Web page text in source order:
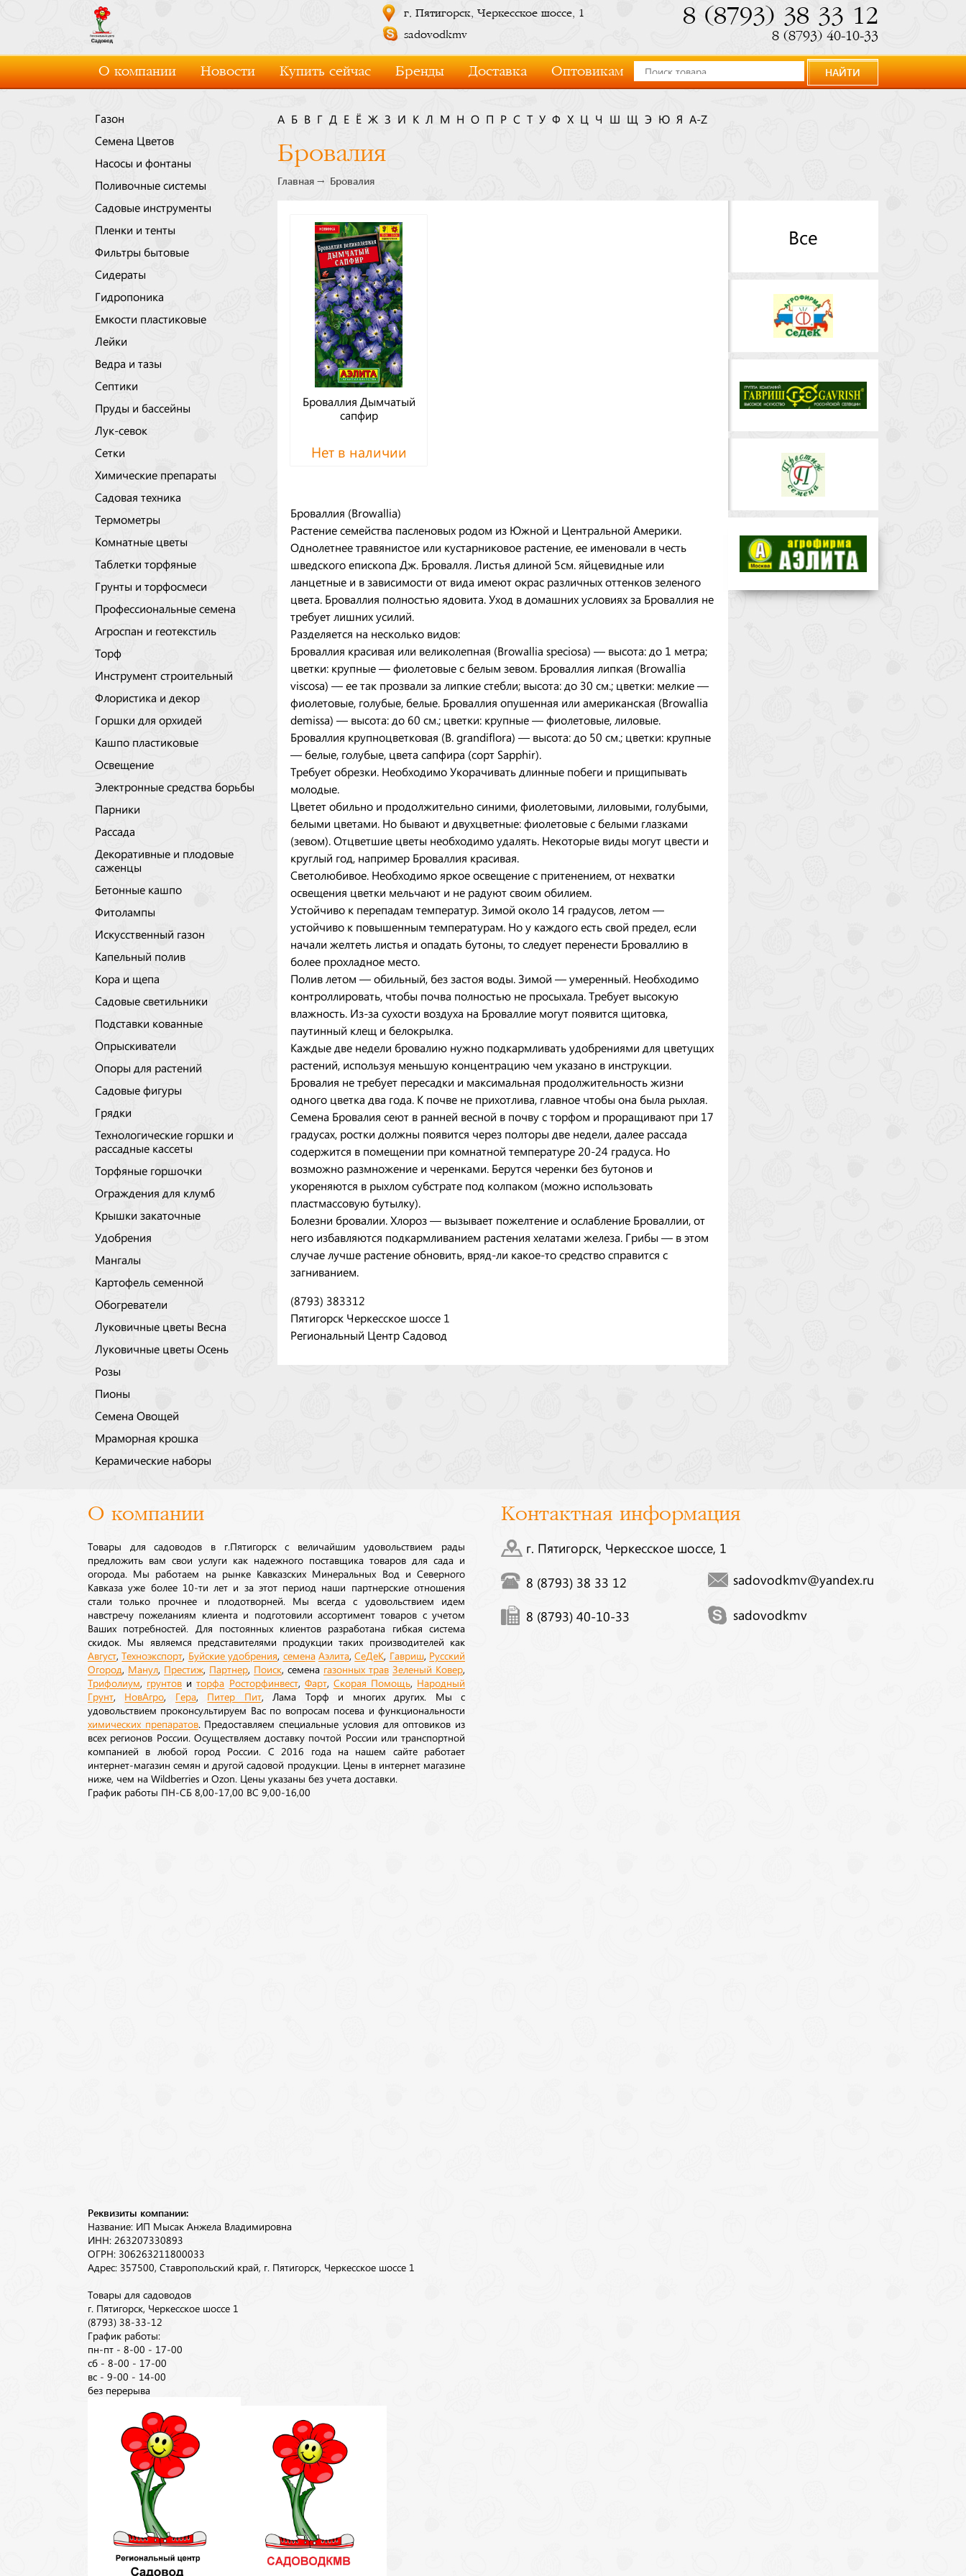
г. Пятигорск, Черкесское шоссе, 1
sadovodkmv
8 (8793) 38 33 12
8 (8793) 40-10-33
О компании Новости Купить сейчас Бренды Доставка Оптовикам НАЙТИ
Газон
Семена Цветов
Насосы и фонтаны
Поливочные системы
Садовые инструменты
Пленки и тенты
Фильтры бытовые
Сидераты
Гидропоника
Емкости пластиковые
Лейки
Ведра и тазы
Септики
Пруды и бассейны
Лук-севок
Сетки
Химические препараты
Садовая техника
Термометры
Комнатные цветы
Таблетки торфяные
Грунты и торфосмеси
Профессиональные семена
Агроспан и геотекстиль
Торф
Инструмент строительный
Флористика и декор
Горшки для орхидей
Кашпо пластиковые
Освещение
Электронные средства борьбы
Парники
Рассада
Декоративные и плодовые
саженцы
Бетонные кашпо
Фитолампы
Искусственный газон
Капельный полив
Кора и щепа
Садовые светильники
Подставки кованные
Опрыскиватели
Опоры для растений
Садовые фигуры
Грядки
Технологические горшки и
рассадные кассеты
Торфяные горшочки
Ограждения для клумб
Крышки закаточные
Удобрения
Мангалы
Картофель семенной
Обогреватели
Луковичные цветы Весна
Луковичные цветы Осень
Розы
Пионы
Семена Овощей
Мраморная крошка
Керамические наборы
А Б В Г Д Е Ё Ж З И К Л М Н О П Р С Т У Ф Х Ч Э Ю Я A-Z
Бровалия
Главная Бровалия
Броваллия Дымчатый
сапфир
Нет в наличии
Броваллия (Browallia)
Растение семейства пасленовых родом из Южной и Центральной Америки.
Однолетнее травянистое или кустарниковое растение, ее именовали в честь
шведского епископа Дж. Бровалля. Листья длиной 5см. яйцевидные или
ланцетные и в зависимости от вида имеют окрас различных оттенков зеленого
цвета. Броваллия полностью ядовита. Уход в домашних условиях за Броваллия не
требует лишних усилий.
Разделяется на несколько видов:
Броваллия красивая или великолепная (Browallia speciosa) — высота: до 1 метра;
цветки: крупные — фиолетовые с белым зевом. Броваллия липкая (Browallia
viscosa) — ее так прозвали за липкие стебли; высота: до 30 см.; цветки: мелкие —
фиолетовые, голубые, белые. Броваллия опушенная или американская (Browallia
demissa) — высота: до 60 см.; цветки: крупные — фиолетовые, лиловые.
Броваллия крупноцветковая (В. grandiflora) — высота: до 50 см.; цветки: крупные
— белые, голубые, цвета сапфира (сорт Sapphir).
Требует обрезки. Необходимо Укорачивать длинные побеги и прищипывать
молодые.
Цветет обильно и продолжительно синими, фиолетовыми, лиловыми, голубыми,
белыми цветами. Но бывают и двухцветные: фиолетовые с белыми глазками
(зевом). Отцветшие цветы необходимо удалять. Некоторые виды могут цвести и
круглый год, например Броваллия красивая.
Светолюбивое. Необходимо яркое освещение с притенением, от нехватки
освещения цветки мельчают и не радуют своим обилием.
Устойчиво к перепадам температур. Зимой около 14 градусов, летом —
устойчиво к повышенным температурам. Но у каждого есть свой предел, если
начали желтеть листья и опадать бутоны, то следует перенести Броваллию в
более прохладное место.
Полив летом — обильный, без застоя воды. Зимой — умеренный. Необходимо
контроллировать, чтобы почва полностью не просыхала. Требует высокую
влажность. Из-за сухости воздуха на Броваллие могут появится щитовка,
паутинный клещ и белокрылка.
Каждые две недели бровалию нужно подкармливать удобрениями для цветущих
растений, используя меньшую концентрацию чем указано в инструкции.
Бровалия не требует пересадки и максимальная продолжительность жизни
одного цветка два года. К почве не прихотлива, главное чтобы она была рыхлая.
Семена Бровалия сеют в ранней весной в почву с торфом и проращивают при 17
градусах, ростки должны появится через полторы две недели, далее рассада
содержится в помещении при комнатной температуре 20-24 градуса. Но
возможно размножение и черенками. Берутся черенки без бутонов и
укореняются в рыхлом субстрате под колпаком (можно использовать
пластмассовую бутылку).
Болезни бровалии. Хлороз — вызывает пожелтение и ослабление Броваллии, от
него избавляются подкармливанием растения хелатами железа. Грибы — в этом
случае лучше растение обновить, вряд-ли какое-то средство справится с
загниванием.
(8793) 383312
Пятигорск Черкесское шоссе 1
Региональный Центр Садовод
Все
О компании
Товары для садоводов в г.Пятигорск с величайшим удовольствием рады
предложить вам свои услуги как надежного поставщика товаров для сада и
огорода. Мы работаем на рынке Кавказских Минеральных Вод и Северного
Кавказа уже более 10-ти лет и за этот период наши партнерские отношения
стали только прочнее и плодотворней. Мы всегда с удовольствием идем
навстречу пожеланиям клиента и подготовили ассортимент товаров с учетом
Ваших потребностей. Для постоянных клиентов разработана гибкая система
скидок. Мы являемся представителями продукции таких производителей как
Август ,Техноэкспорт Буйские удобрения семена Аэлита,СеДеК Гавриш Русский
Огород Манул Престиж Партнер Поиск , семена газонных трав Зеленый Ковер
Трифолиум грунтов иторфа Росторфинвест, Фарт, Скорая Помощь Народный
Грунт НовАгро Гера, Питер Пит, Лама Торф и многих других. Мы с
удовольствием проконсультируем Вас по вопросам посева и функциональности
химических препаратов. Предоставляем специальные условия для оптовиков из
всех регионов России. Осуществляем доставку почтой России или транспортной
компанией в любой город России. С 2016 года на нашем сайте работает
интернет-магазин семян и другой садовой продукции. Цены в интернет магазине
ниже, чем на Wildberries и Ozon. Цены указаны без учета доставки.
График работы ПН-СБ 8,00-17,00 ВС 9,00-16,00
Реквизиты компании:
Название: ИП Мысак Анжела Владимировна
ИНН: 263207330893
ОГРН: 306263211800033
Адрес: 357500, Ставропольский край, г. Пятигорск, Черкесское шоссе 1
Товары для садоводов
г. Пятигорск, Черкесское шоссе 1
(8793) 38-33-12
График работы:
пн-пт - 8-00 - 17-00
сб - 8-00 - 17-00
вс - 9-00 - 14-00
без перерыва
Контактная информация
г. Пятигорск, Черкесское шоссе, 1
8 (8793) 38 33 12
8 (8793) 40-10-33
sadovodkmv@yandex.ru
sadovodkmv